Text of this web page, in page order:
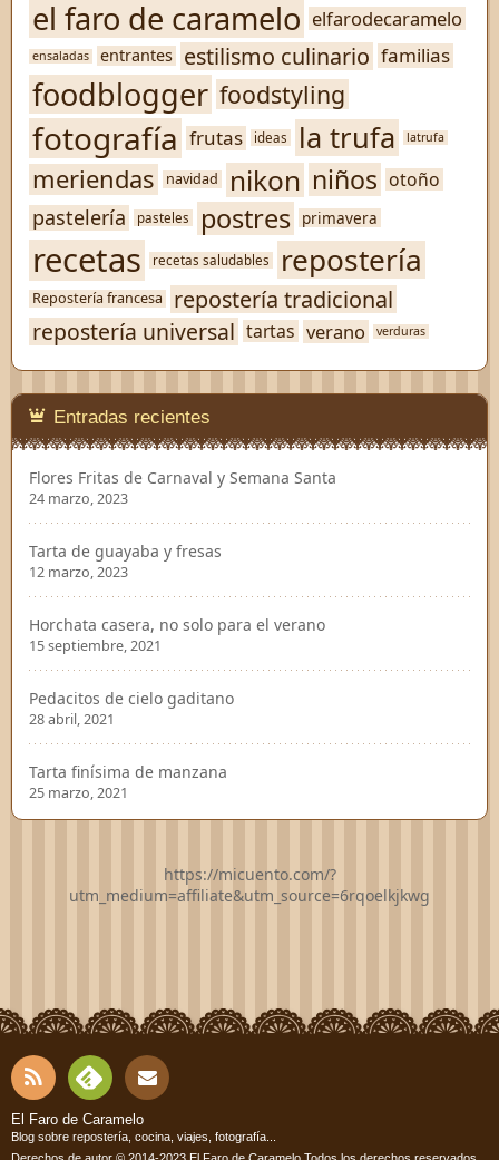
el faro de caramelo elfarodecaramelo
ensaladas entrantes estilismo culinario familias
foodblogger foodstyling
fotografía frutas ideas la trufa latrufa
meriendas navidad nikon niños otoño
pastelería pasteles postres primavera
recetas recetas saludables repostería
Repostería francesa
repostería tradicional
repostería universal tartas verano verduras
Entradas recientes
Flores Fritas de Carnaval y Semana Santa
24 marzo, 2023
Tarta de guayaba y fresas
12 marzo, 2023
Horchata casera, no solo para el verano
15 septiembre, 2021
Pedacitos de cielo gaditano
28 abril, 2021
Tarta finísima de manzana
25 marzo, 2021
https://micuento.com/?
utm_medium=affiliate&utm_source=6rqoelkjkwg
RSS
Fee
Cont
El Faro de Caramelo
Blog sobre repostería, cocina, viajes, fotografía...